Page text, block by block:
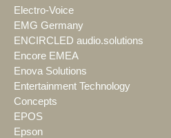
Electro-Voice
EMG Germany
ENCIRCLED audio.solutions
Encore EMEA
Enova Solutions
Entertainment Technology
Concepts
EPOS
Epson